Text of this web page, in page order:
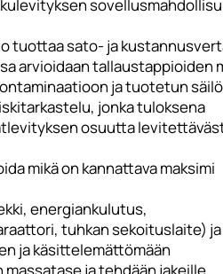
tuottaa sato- ja
arvioidaan tallaustappioiden
ja tuotetun
jonka tuloksena
osuutta
mikä on kannattava maksimi
energiankulutus,
tuhkan sekoituslaite)
ja käsittelemättömään